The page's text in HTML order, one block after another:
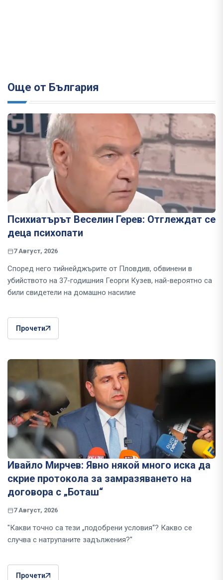
Още от България
Психиатърът Веселин Герев: Отглеждат се
деца психопати
7 Август, 2026
Според него тийнейджърите от Пловдив, обвинени в
убийството на 37-годишния Георги Кузев, най-вероятно са
били свидетели на домашно насилие
Прочети
Ивайло Мирчев: Явно някой много иска да
скрие протокола за замразяването на
договора с „Боташ“
7 Август, 2026
"Какви точно са тези „подобрени условия“? Какво се
случва с натрупаните задължения?"
Прочети